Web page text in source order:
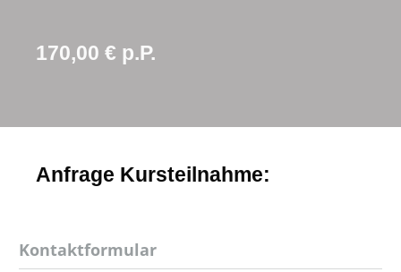
170,00 € p.P.
Anfrage Kursteilnahme:
Kontaktformular